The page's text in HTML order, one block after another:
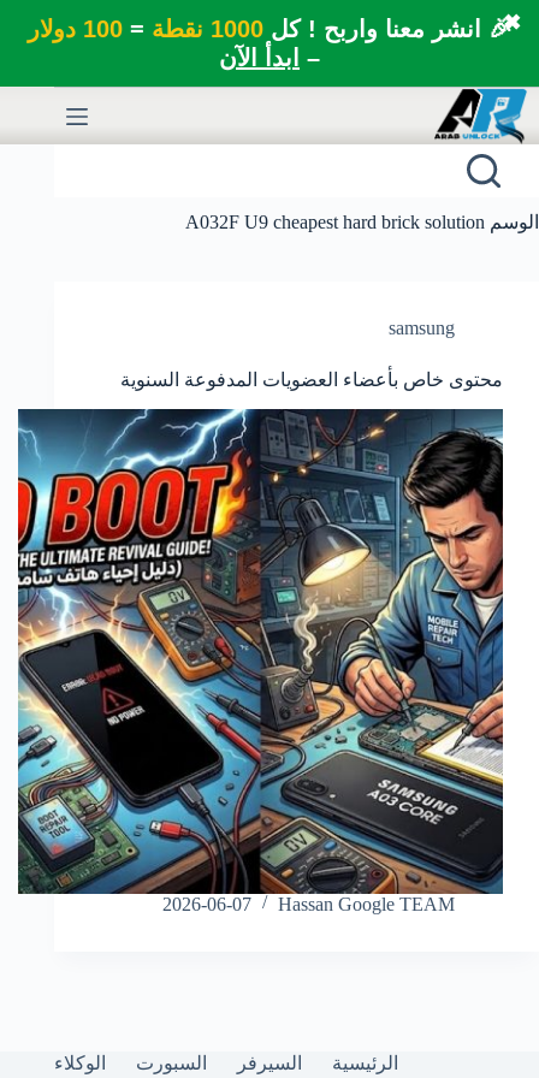
🎉 انشر معنا واربح ! كل1000 نقطة =100 دولار
– ابدأ الآن
✖
التجاوز
إلى
المحتوى
الوسم
samsung
محتوى خاص بأعضاء العضويات المدفوعة السنوية
Hassan Google TEAM
2026-06-07
الرئيسية السيرفر السبورت
الوكلاء